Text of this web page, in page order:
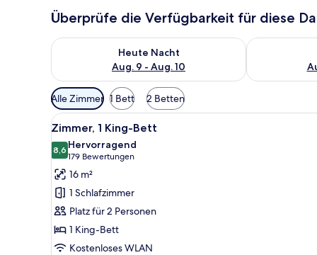
Überprüfe die Verfügbarkeit für diese
Heute Nacht
Aug. 9 - Aug. 10
Überprüfe die Verfügbarkeit für heute Nacht, Aug. 9
Überprüfe
Verfügbare
Filter
für
Zimmer
Alle Zimmer 1 Bett 2 Betten
Alle
Fotos
für
Zimmer,
1 King-
Bett
anzeigen
Ein Hotelzimmer mit einem
7
Zimmer, 1 King-Bett
8,68,6 von 10
Hervorragend
179 Bewertungen
(179
Bewertungen)
16 m²
1 Schlafzimmer
Platz für 2 Personen
1 King-Bett
Kostenloses WLAN